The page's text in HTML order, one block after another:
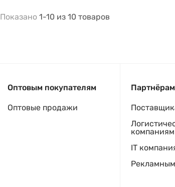
Показано 1-10 из 10 товаров
Оптовым покупателям
Оптовые продажи
Партнёрам
компаниям
IT